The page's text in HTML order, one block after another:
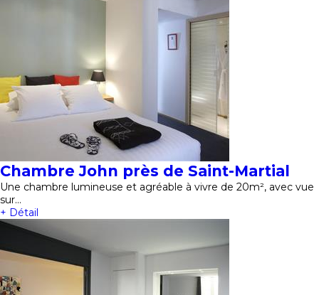
Chambre John près de Saint-Martial
Une chambre lumineuse et agréable à vivre de 20m², avec vue
sur…
+ Détail